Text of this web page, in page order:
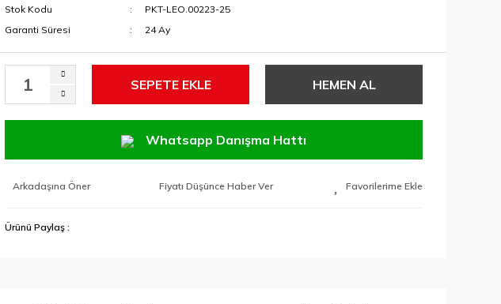
Stok Kodu
PKT-LEO.00223-25
Garanti Süresi
24 Ay
SEPETE EKLE HEMEN AL
Whatsapp Danışma Hattı
Arkadaşına Öner Fiyatı Düşünce Haber Ver
Ürünü Paylaş :